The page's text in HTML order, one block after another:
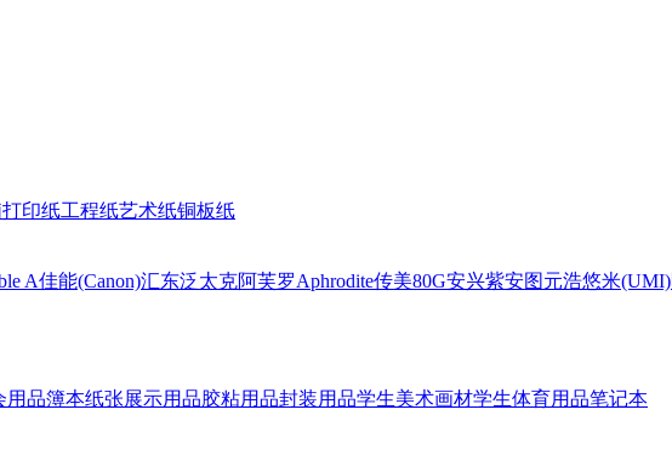
印纸工程纸艺术纸铜板纸
A佳能(Canon)汇东泛太克阿芙罗Aphrodite传美80G安兴紫安图元浩悠米(UMI)
用品簿本纸张展示用品胶粘用品封装用品学生美术画材学生体育用品笔记本